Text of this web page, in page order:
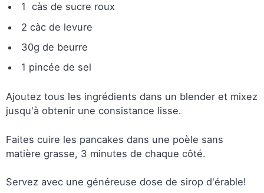
1 càs de sucre roux
2 càc de levure
30g de beurre
1 pincée de sel
Ajoutez tous les ingrédients dans un blender et mixez
jusqu'à obtenir une consistance lisse.
Faites cuire les pancakes dans une poèle sans
matière grasse, 3 minutes de chaque côté.
Servez avec une généreuse dose de sirop d'érable!